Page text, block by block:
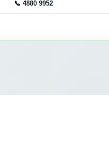
📞 4880 9952